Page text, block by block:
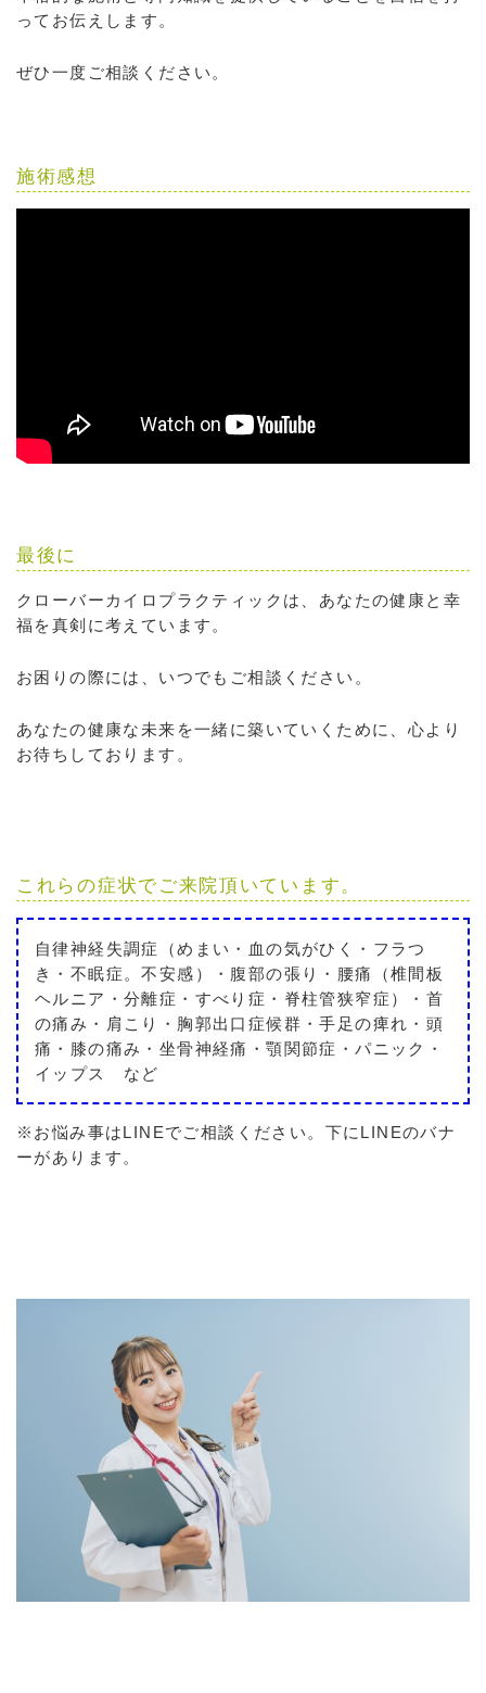
ってお伝えします。
ぜひ一度ご相談ください。
施術感想
最後に
クローバーカイロプラクティックは、あなたの健康と幸
福を真剣に考えています。
お困りの際には、いつでもご相談ください。
あなたの健康な未来を一緒に築いていくために、心より
お待ちしております。
これらの症状でご来院頂いています。
自律神経失調症（めまい・血の気がひく・フラつ
き・不眠症。不安感）・腹部の張り・腰痛（椎間板
ヘルニア・分離症・すべり症・脊柱管狭窄症）・首
の痛み・肩こり・胸郭出口症候群・手足の痺れ・頭
痛・膝の痛み・坐骨神経痛・顎関節症・パニック・
イップス など
※お悩み事はLINEでご相談ください。下にLINEのバナ
ーがあります。